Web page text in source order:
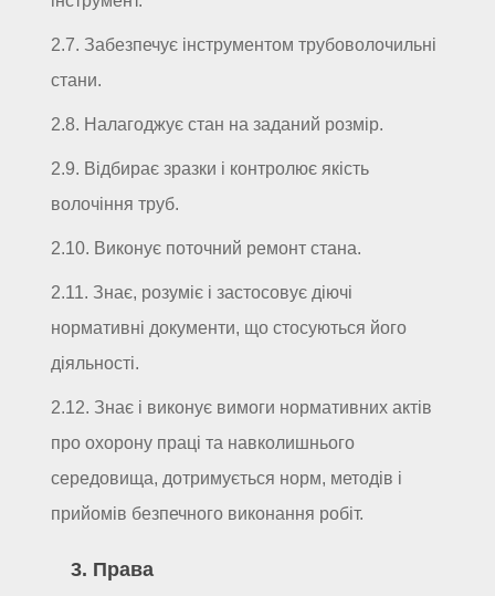
2.7. Забезпечує інструментом трубоволочильні
стани.
2.8. Налагоджує стан на заданий розмір.
2.9. Відбирає зразки і контролює якість
волочіння труб.
2.10. Виконує поточний ремонт стана.
2.11. Знає, розуміє і застосовує діючі
нормативні документи, що стосуються його
діяльності.
2.12. Знає і виконує вимоги нормативних актів
про охорону праці та навколишнього
середовища, дотримується норм, методів і
прийомів безпечного виконання робіт.
3. Права